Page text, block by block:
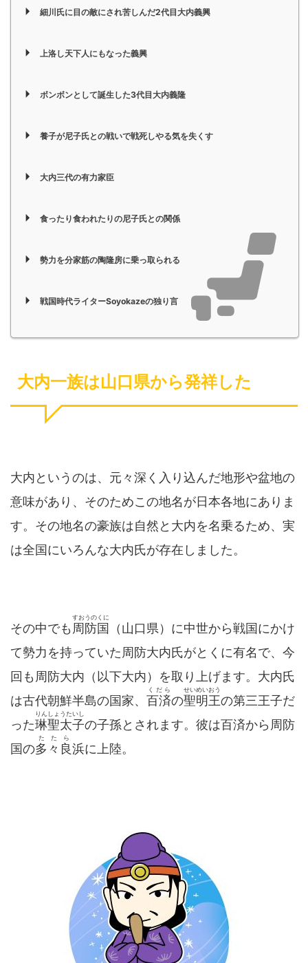
細川氏に目の敵にされ苦しんだ2代目大内義興
上洛し天下人にもなった義興
ボンボンとして誕生した3代目大内義隆
養子が尼子氏との戦いで戦死しやる気を失くす
大内三代の有力家臣
食ったり食われたりの尼子氏との関係
勢力を分家筋の陶隆房に乗っ取られる
戦国時代ライターSoyokazeの独り言
大内一族は山口県から発祥した
大内というのは、元々深く入り込んだ地形や盆地の
意味があり、そのためこの地名が日本各地にありま
す。その地名の豪族は自然と大内を名乗るため、実
は全国にいろんな大内氏が存在しました。
その中でも 周防国
すおうのくに
（山口県）に中世から戦国にかけ
て勢力を持っていた周防大内氏がとくに有名で、今
回も周防大内（以下大内）を取り上げます。大内氏
は古代朝鮮半島の国家、 百済
くだら
の聖明王
せいめいおう
の第三王子だ
った琳聖太子
りんしょうたいし
の子孫とされます。彼は百済から周防
国の多々良
たたら
浜に上陸。